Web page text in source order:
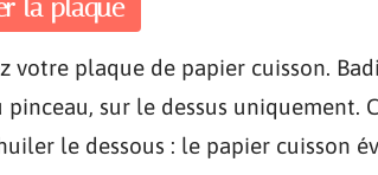
la plaque
votre plaque de papier cuisson.
pinceau, sur le dessus
le dessous : le papier cuisson